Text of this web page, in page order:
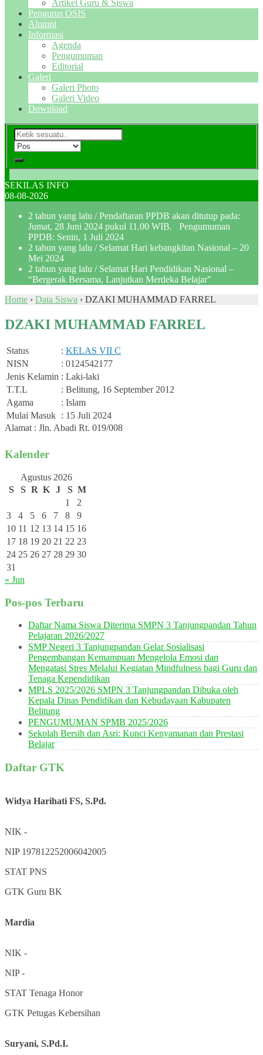
Artikel Guru & Siswa
Pengurus OSIS
Alumni
Informasi
Agenda
Pengumuman
Editorial
Galeri
Galeri Photo
Galeri Video
Download
SEKILAS INFO
08-08-2026
2 tahun yang lalu / Pendaftaran PPDB akan ditutup pada:
Jumat, 28 Juni 2024 pukul 11.00 WIB. Pengumuman
PPDB: Senin, 1 Juli 2024
2 tahun yang lalu / Selamat Hari kebangkitan Nasional – 20
Mei 2024
2 tahun yang lalu / Selamat Hari Pendidikan Nasional –
“Bergerak Bersama, Lanjutkan Merdeka Belajar”
Home › Data Siswa › DZAKI MUHAMMAD FARREL
DZAKI MUHAMMAD FARREL
Status : KELAS VII C
NISN
: 0124542177
Jenis Kelamin : Laki-laki
T.T.L
: Belitung, 16 September 2012
Agama
: Islam
Mulai Masuk : 15 Juli 2024
Alamat : Jln. Abadi Rt. 019/008
Kalender
Agustus 2026
S
S R K J S M
1
2
3
4 5 6 7 8
9
10 11 12 13 14 15 16
17 18 19 20 21 22 23
24 25 26 27 28 29 30
31
« Jun
Pos-pos Terbaru
Daftar Nama Siswa Diterima SMPN 3 Tanjungpandan Tahun
Pelajaran 2026/2027
SMP Negeri 3 Tanjungpandan Gelar Sosialisasi
Pengembangan Kemampuan Mengelola Emosi dan
Mengatasi Stres Melalui Kegiatan Mindfulness bagi Guru dan
Tenaga Kependidikan
MPLS 2025/2026 SMPN 3 Tanjungpandan Dibuka oleh
Kepala Dinas Pendidikan dan Kebudayaan Kabupaten
Belitung
PENGUMUMAN SPMB 2025/2026
Sekolah Bersih dan Asri: Kunci Kenyamanan dan Prestasi
Belajar
Daftar GTK
Widya Harihati FS, S.Pd.
NIK -
NIP 197812252006042005
STAT PNS
GTK Guru BK
Mardia
NIK -
NIP-
STAT Tenaga Honor
GTK Petugas Kebersihan
Suryani, S.Pd.I.